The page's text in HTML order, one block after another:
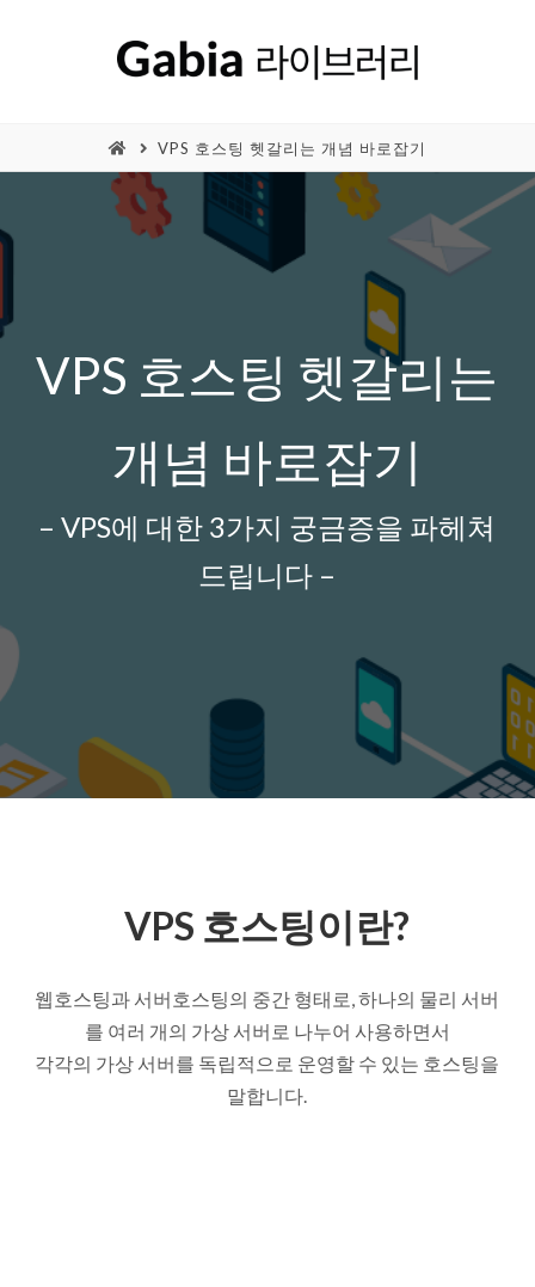
VPS 호스팅 헷갈리는 개념 바로잡기
VPS 호스팅 헷갈리는
개념 바로잡기
– VPS에 대한 3가지 궁금증을 파헤쳐
드립니다 –
VPS 호스팅이란?
웹호스팅과 서버호스팅의 중간 형태로, 하나의 물리 서버
를 여러 개의 가상 서버로 나누어 사용하면서
각각의 가상 서버를 독립적으로 운영할 수 있는 호스팅을
말합니다.